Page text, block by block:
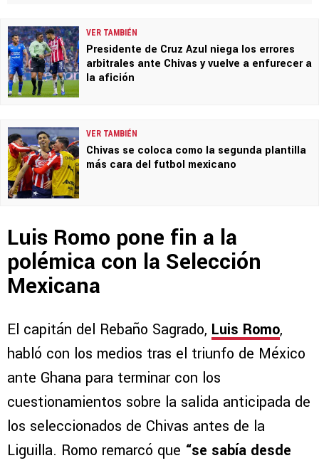
VER TAMBIÉN
Presidente de Cruz Azul niega los errores
arbitrales ante Chivas y vuelve a enfurecer a
la afición
VER TAMBIÉN
Chivas se coloca como la segunda plantilla
más cara del futbol mexicano
Luis Romo pone fin a la
polémica con la Selección
Mexicana
El capitán del Rebaño Sagrado, Luis Romo,
habló con los medios tras el triunfo de México
ante Ghana para terminar con los
cuestionamientos sobre la salida anticipada de
los seleccionados de Chivas antes de la
Liguilla. Romo remarcó que “se sabía desde